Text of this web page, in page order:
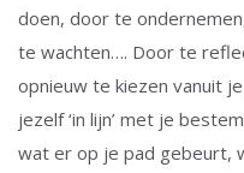
doen, door te
te wachten…. Door te
opnieuw te kiezen vanuit
jezelf ‘in lijn’ met je
wat er op je pad gebeurt,